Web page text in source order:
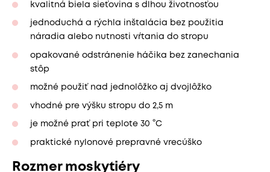
kvalitná biela sieťovina s dlhou životnosťou
jednoduchá a rýchla inštalácia bez použitia
náradia alebo nutnosti vŕtania do stropu
opakované odstránenie háčika bez zanechania
stôp
možné použiť nad jednolôžko aj dvojlôžko
vhodné pre výšku stropu do 2,5 m
je možné prať pri teplote 30 °C
praktické nylonové prepravné vrecúško
Rozmer moskytiéry